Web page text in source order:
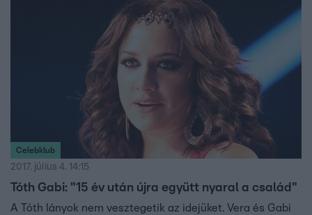
Celebklub
2017. július 4. 14:15
Tóth Gabi: "15 év után újra együtt nyaral a család"
A Tóth lányok nem vesztegetik az idejüket. Vera és Gabi